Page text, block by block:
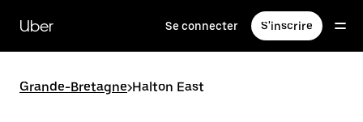
contenu
principal
Uber Se connecter S'inscrire
Grande-Bretagne>Halton East